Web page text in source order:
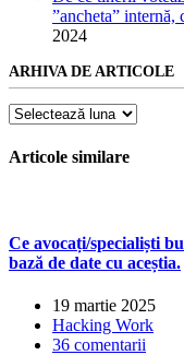
”ancheta”
2024
ARHIVA DE ARTICOLE
Arhiva
articole
Articole similare
Ce avocați/specialiști
bază de date cu aceștia.
19 martie 2025
Hacking Work
36 comentarii